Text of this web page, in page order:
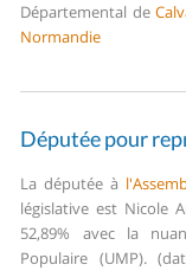
Départemental de
Normandie
Députée pour
La députée à
législative est Nicole
52,89% avec la
Populaire (UMP).